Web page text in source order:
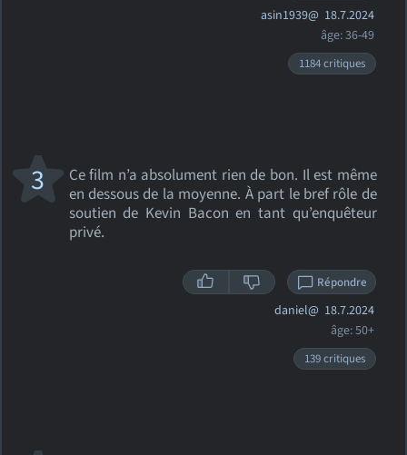
asin1939@ 18.7.2024
âge: 36-49
1184 critiques
Ce film n’a absolument rien de bon. Il est même
en dessous de la moyenne. À part le bref rôle de
soutien de Kevin Bacon en tant qu’enquêteur
privé.
3
Répondre
daniel@ 18.7.2024
âge: 50+
139 critiques